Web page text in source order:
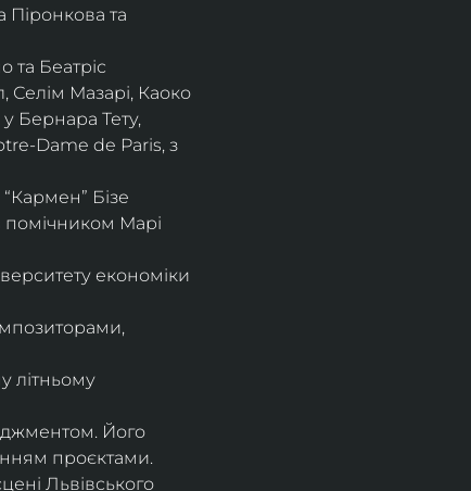
Піронкова та
та Беатріс
Селім Мазарі, Каоко
Бернара Тету,
Dame de Paris, з
Бізе
помічником Марі
економіки
літньому
Його
проєктами.
Львівського